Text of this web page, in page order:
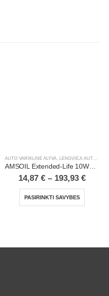
AUTO VARIKLINĖ ALYVA, LENGVIEJI AUTOMOBILIAI
AMSOIL Extended-Life 10W30 100% Synthetic Motor Oil
14,87 € – 193,93 €
PASIRINKTI SAVYBES